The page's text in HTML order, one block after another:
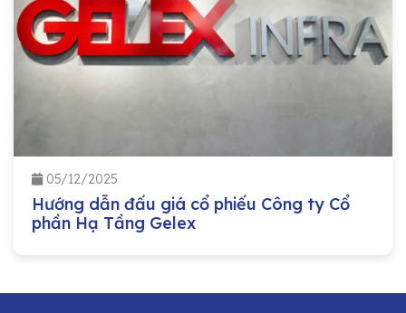
05/12/2025
Hướng dẫn đấu giá cổ phiếu Công ty Cổ
phần Hạ Tầng Gelex